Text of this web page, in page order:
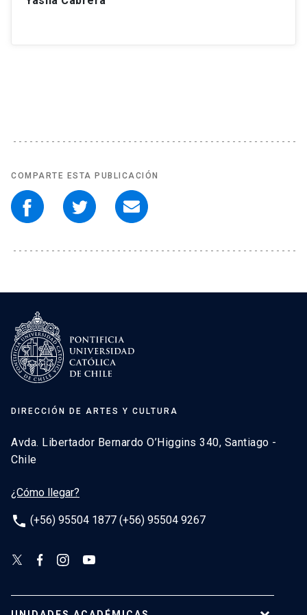
COMPARTE ESTA PUBLICACIÓN
DIRECCIÓN DE ARTES Y CULTURA
Avda. Libertador Bernardo O’Higgins 340, Santiago -
Chile
¿Cómo llegar?
phone (+56) 95504 1877 (+56) 95504 9267